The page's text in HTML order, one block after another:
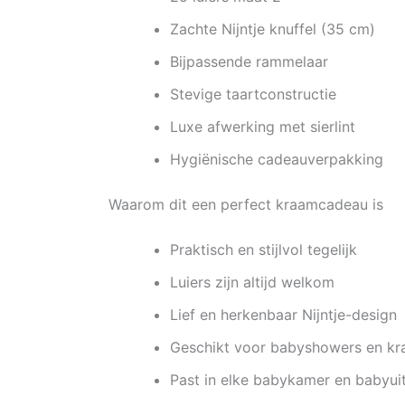
Zachte Nijntje knuffel (35 cm)
Bijpassende rammelaar
Stevige taartconstructie
Luxe afwerking met sierlint
Hygiënische cadeauverpakking
Waarom dit een perfect kraamcadeau is
Praktisch en stijlvol tegelijk
Luiers zijn altijd welkom
Lief en herkenbaar Nijntje-design
Geschikt voor babyshowers en
Past in elke babykamer en